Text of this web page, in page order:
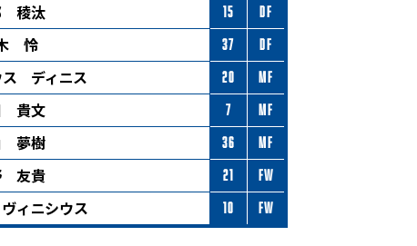
稜汰 15 DF
怜 37 DF
ス ディニス 20 MF
貴文 7 MF
夢樹 36 MF
友貴 21 FW
ィニシウス 10 FW